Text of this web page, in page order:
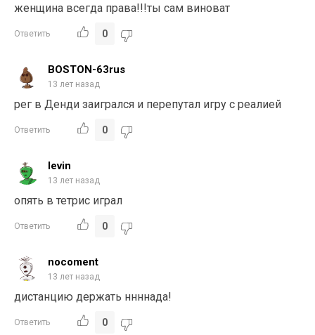
женщина всегда права!!!ты сам виноват
Ответить 0
BOSTON-63rus
13 лет назад
рег в Денди заигрался и перепутал игру с реалией
Ответить 0
levin
13 лет назад
опять в тетрис играл
Ответить 0
nocoment
13 лет назад
дистанцию держать ннннада!
Ответить 0